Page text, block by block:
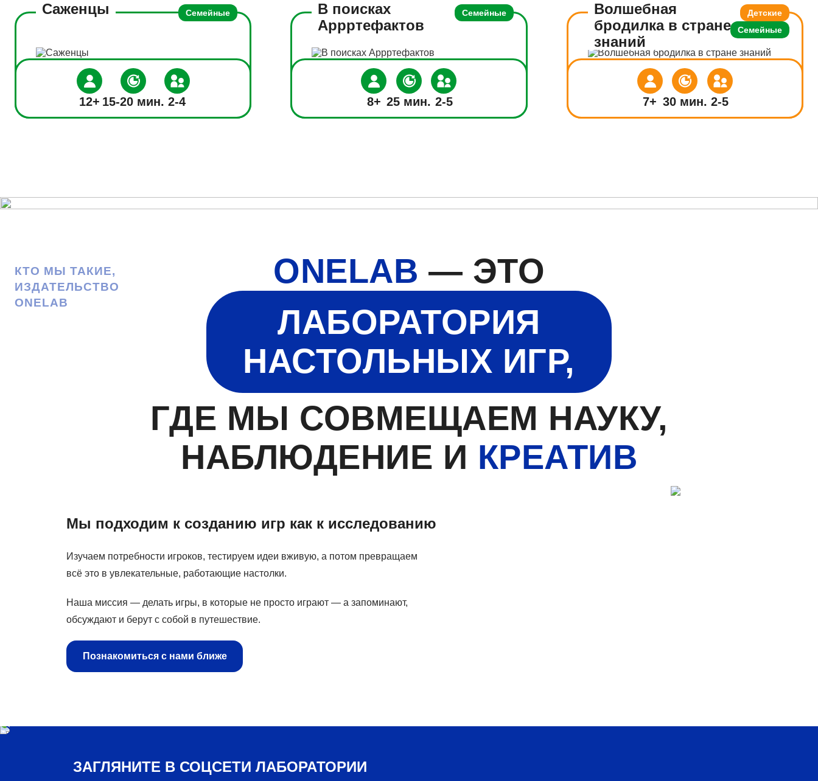
Саженцы Семейные
12+ 15-20 мин. 2-4
В поисках
Аррртефактов
Семейные
8+ 25 мин. 2-5
Волшебная
бродилка в стране
знаний
Детские
Семейные
7+ 30 мин. 2-5
КТО МЫ ТАКИЕ,
ИЗДАТЕЛЬСТВО
ONELAB
ONELAB — ЭТО
ЛАБОРАТОРИЯ
НАСТОЛЬНЫХ ИГР,
ГДЕ МЫ СОВМЕЩАЕМ НАУКУ,
НАБЛЮДЕНИЕ И КРЕАТИВ
Мы подходим к созданию игр как к исследованию
Изучаем потребности игроков, тестируем идеи вживую, а потом превращаем
всё это в увлекательные, работающие настолки.
Наша миссия — делать игры, в которые не просто играют — а запоминают,
обсуждают и берут с собой в путешествие.
Познакомиться с нами ближе
ЗАГЛЯНИТЕ В СОЦСЕТИ ЛАБОРАТОРИИ